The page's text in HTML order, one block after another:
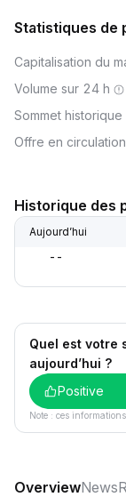
Statistiques de
Capitalisation du
Volume sur 24 h
Sommet historique
Offre en circulation
Historique des
Aujourd’hui
--
Quel est votre
aujourd’hui ?
Positive
Note : ces
OverviewNews